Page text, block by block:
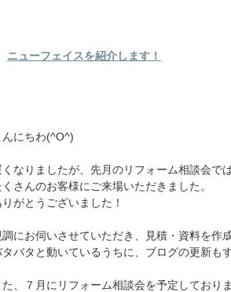
ニューフェイスを紹介します！
んにちわ(^O^)
くなりましたが、先月のリフォーム相談会で
くさんのお客様にご来場いただきました。
がとうございました！
調にお伺いさせていただき、見積・資料を作
タバタと動いているうちに、ブログの更新も
た、７月にリフォーム相談会を予定しており